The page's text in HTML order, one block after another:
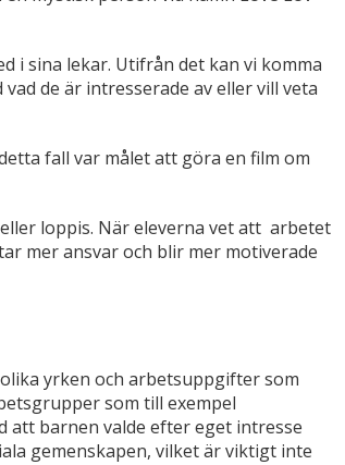
i sina lekar. Utifrån det kan vi komma
de är intresserade av eller vill veta
fall var målet att göra en film om
loppis. När eleverna vet att arbetet
mer ansvar och blir mer motiverade
yrken och arbetsuppgifter som
som till exempel
att barnen valde efter eget intresse
gemenskapen, vilket är viktigt inte